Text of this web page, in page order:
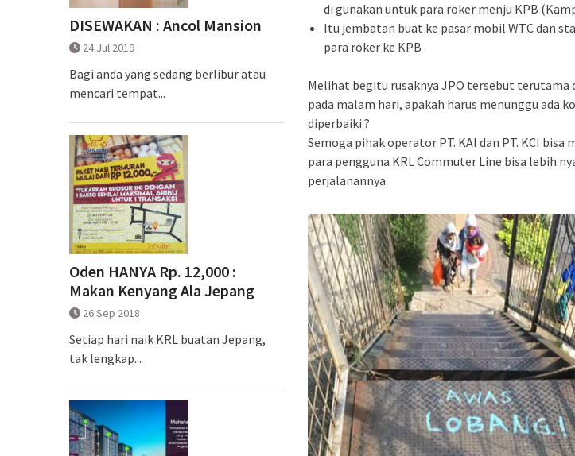
di gunakan untuk para roker menju KPB
Itu jembatan buat ke pasar mobil WTC dan
para roker ke KPB
Melihat begitu rusaknya JPO tersebut terutama
pada malam hari, apakah harus menunggu ada
diperbaiki ?
Semoga pihak operator PT. KAI dan PT. KCI
para pengguna KRL Commuter Line bisa lebih
perjalanannya.
DISEWAKAN : Ancol Mansion
24 Jul 2019
Bagi anda yang sedang berlibur atau
mencari tempat...
Oden HANYA Rp. 12,000 :
Makan Kenyang Ala Jepang
26 Sep 2018
Setiap hari naik KRL buatan Jepang,
tak lengkap...